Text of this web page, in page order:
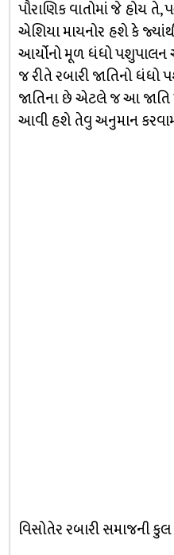
પૌરાણિક વાતોમાં જે હોય
એશિયા માયનોર હશે કે
આર્યોનો મૂળ ધંધો પશુપાલન
જ રીતે રબારી જાતિનો
જાતિના છે એટલે જ આ
આવી હશે તેવુ અનુમાન
વિસોતેર રબારી સમાજની